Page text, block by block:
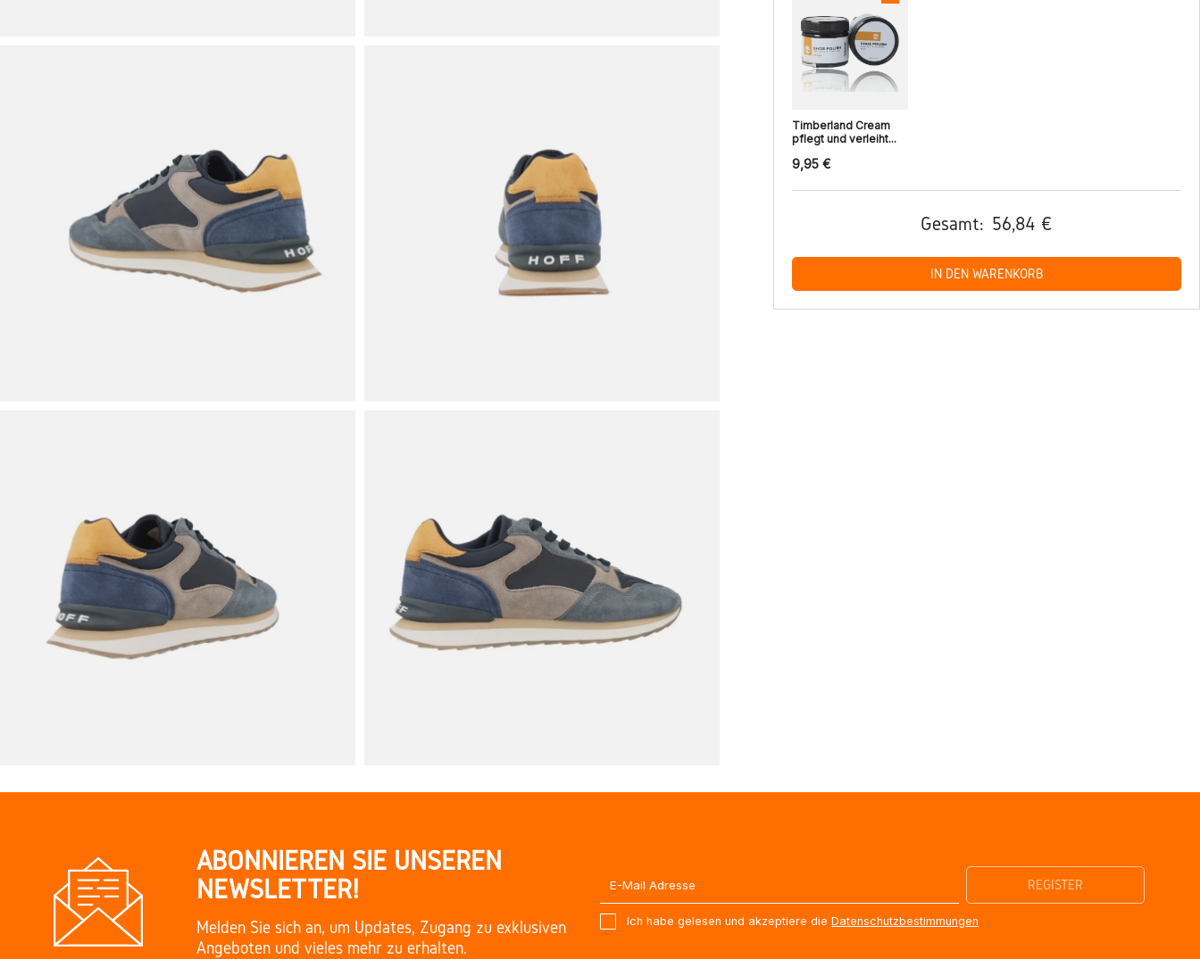
Timberland Cream
pflegt und verleiht...
9,95 €
Gesamt: 56,84 €
IN DEN WARENKORB
ABONNIEREN SIE UNSEREN
NEWSLETTER!
Melden Sie sich an, um Updates, Zugang zu exklusiven
Angeboten und vieles mehr zu erhalten.
Ich habe gelesen und akzeptiere die Datenschutzbestimmungen